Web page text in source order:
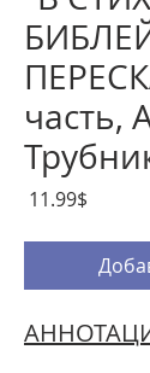
часть,
‏11.99 ‏$